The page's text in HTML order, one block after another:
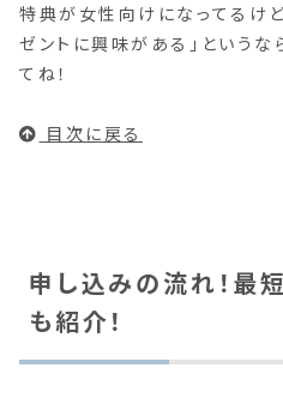
特典が女性向けになってるけど
ゼントに興味がある」というな
てね！
目次に戻る
申し込みの流れ！最
も紹介！